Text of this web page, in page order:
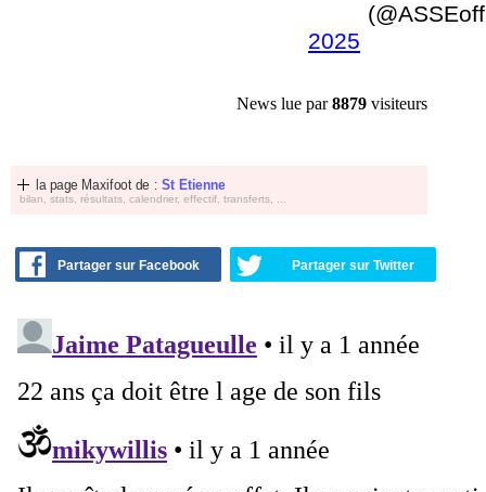
2025
News lue par8879 visiteurs
la page Maxifoot de : St Etienne
bilan, stats, résultats, calendrier, effectif, transferts, ...
Partager sur Facebook Partager sur Twitter